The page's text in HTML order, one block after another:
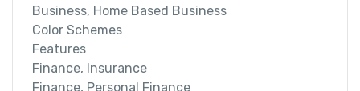
Business, Home Based Business
Color Schemes
Features
Finance, Insurance
Finance, Personal Finance